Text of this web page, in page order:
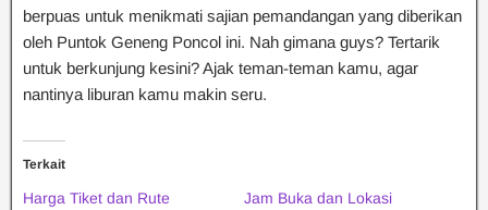
berpuas untuk menikmati sajian pemandangan yang diberikan
oleh Puntok Geneng Poncol ini. Nah gimana guys? Tertarik
untuk berkunjung kesini? Ajak teman-teman kamu, agar
nantinya liburan kamu makin seru.
Terkait
Harga Tiket dan Rute
Jam Buka dan Lokasi